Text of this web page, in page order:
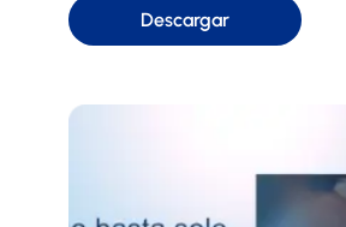
Descargar